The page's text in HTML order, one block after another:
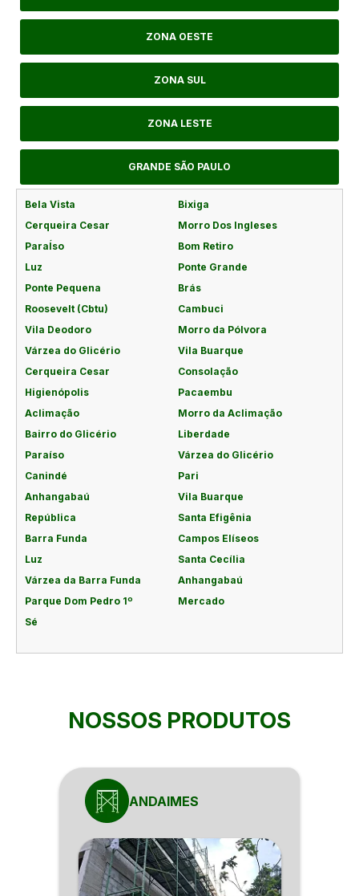
ZONA OESTE
ZONA SUL
ZONA LESTE
GRANDE SÃO PAULO
Bela Vista
Bixiga
Cerqueira Cesar
Morro Dos Ingleses
ParaÍso
Bom Retiro
Luz
Ponte Grande
Ponte Pequena
Brás
Roosevelt (Cbtu)
Cambuci
Vila Deodoro
Morro da Pólvora
Várzea do Glicério
Vila Buarque
Cerqueira Cesar
Consolação
Higienópolis
Pacaembu
Aclimação
Morro da Aclimação
Bairro do Glicério
Liberdade
Paraíso
Várzea do Glicério
Canindé
Pari
Anhangabaú
Vila Buarque
República
Santa Efigênia
Barra Funda
Campos Elíseos
Luz
Santa Cecília
Várzea da Barra Funda
Anhangabaú
Parque Dom Pedro 1º
Mercado
Sé
NOSSOS PRODUTOS
ANDAIMES